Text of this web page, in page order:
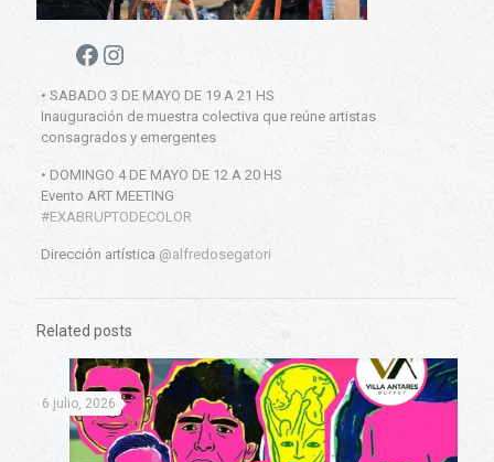
Facebook
Instagram
• SABADO 3 DE MAYO DE 19 A 21 HS
Inauguración de muestra colectiva que reúne artistas
consagrados y emergentes
• DOMINGO 4 DE MAYO DE 12 A 20 HS
Evento ART MEETING
#EXABRUPTODECOLOR
Dirección artística @alfredosegatori
Related posts
6 julio, 2026